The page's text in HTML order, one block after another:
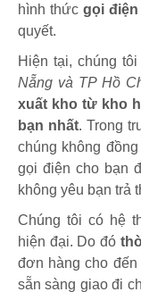
hình thức gọi
quyết.
Hiện tại, chúng
Nẵng và TP Hồ
xuất kho từ kho
bạn nhất. Trong
chúng không
gọi điện cho bạn
không yêu bạn trả
Chúng tôi có hệ
hiện đại. Do đó
đơn hàng cho
sẵn sàng giao đi